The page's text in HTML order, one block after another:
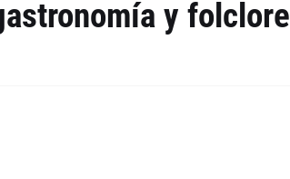
y folclore